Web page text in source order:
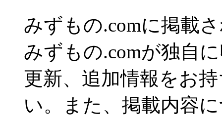
みずもの.comに掲載
みずもの.comが独自
更新、追加情報をお
い。また、掲載内容